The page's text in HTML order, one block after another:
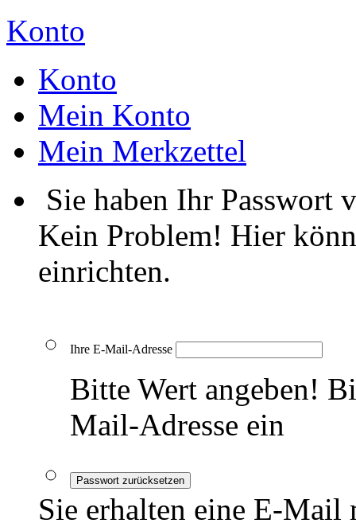
Konto
Konto
Mein Konto
Mein Merkzettel
Sie haben Ihr Passwort
Kein Problem! Hier
einrichten.
Ihre E-Mail-Adresse
Bitte Wert angeben!
Mail-Adresse ein
Passwort zurücksetzen
Sie erhalten eine E-